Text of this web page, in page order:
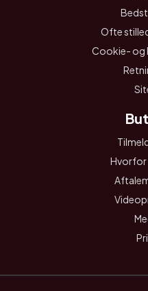
Bedst
Ofte
Cookie- og
Hvorfor